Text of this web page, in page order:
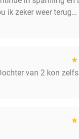
ik zeker weer
van 2 kon